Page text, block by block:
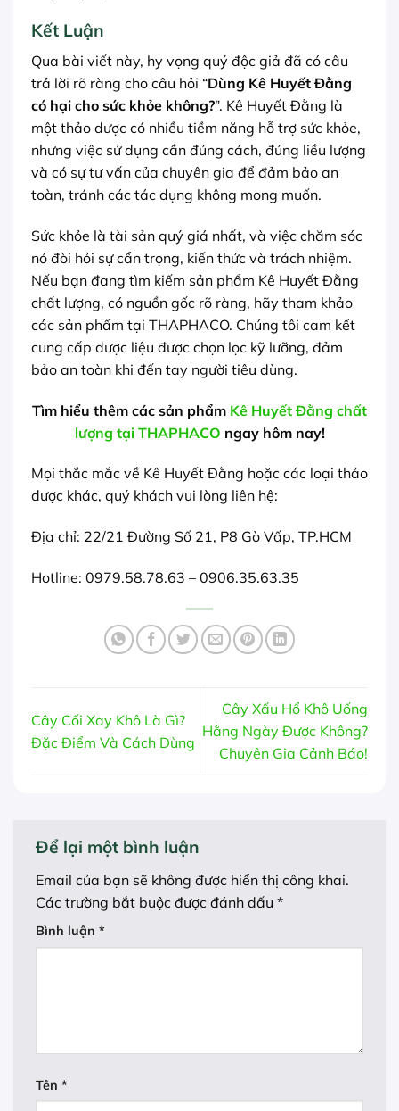
Kết Luận
Qua bài viết này, hy vọng quý độc giả đã có câu
trả lời rõ ràng cho câu hỏi “Dùng Kê Huyết Đằng
có hại cho sức khỏe không?”. Kê Huyết Đằng là
một thảo dược có nhiều tiềm năng hỗ trợ sức khỏe,
nhưng việc sử dụng cần đúng cách, đúng liều lượng
và có sự tư vấn của chuyên gia để đảm bảo an
toàn, tránh các tác dụng không mong muốn.
Sức khỏe là tài sản quý giá nhất, và việc chăm sóc
nó đòi hỏi sự cẩn trọng, kiến thức và trách nhiệm.
Nếu bạn đang tìm kiếm sản phẩm Kê Huyết Đằng
chất lượng, có nguồn gốc rõ ràng, hãy tham khảo
các sản phẩm tại THAPHACO. Chúng tôi cam kết
cung cấp dược liệu được chọn lọc kỹ lưỡng, đảm
bảo an toàn khi đến tay người tiêu dùng.
Tìm hiểu thêm các sản phẩm Kê Huyết Đằng chất
lượng tại THAPHACO ngay hôm nay!
Mọi thắc mắc về Kê Huyết Đằng hoặc các loại thảo
dược khác, quý khách vui lòng liên hệ:
Địa chỉ: 22/21 Đường Số 21, P8 Gò Vấp, TP.HCM
Hotline: 0979.58.78.63 – 0906.35.63.35
Cây Cối Xay Khô Là Gì?
Đặc Điểm Và Cách Dùng
Cây Xấu Hổ Khô Uống
Hằng Ngày Được Không?
Chuyên Gia Cảnh Báo!
Để lại một bình luận
Email của bạn sẽ không được hiển thị công khai.
Các trường bắt buộc được đánh dấu *
Bình luận *
Tên *